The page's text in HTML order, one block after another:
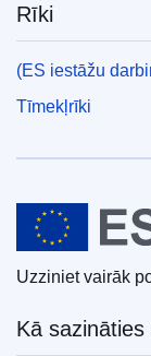
Rīki
(ES iestāžu
Tīmekļrīki
Eiropas
Uzziniet vairāk
Kā sazināties